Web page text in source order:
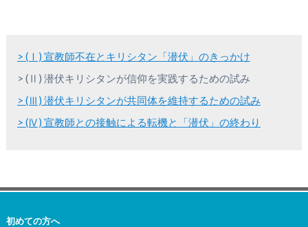
> (Ⅰ) 宣教師不在とキリシタン「潜伏」のきっかけ
> (Ⅱ) 潜伏キリシタンが信仰を実践するための試み
> (Ⅲ) 潜伏キリシタンが共同体を維持するための試み
> (Ⅳ) 宣教師との接触による転機と「潜伏」の終わり
初めての方へ